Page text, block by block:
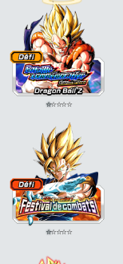
+10%
Super Saiyan
+15%
⭐⭐⭐⭐⭐
⭐⭐⭐⭐⭐